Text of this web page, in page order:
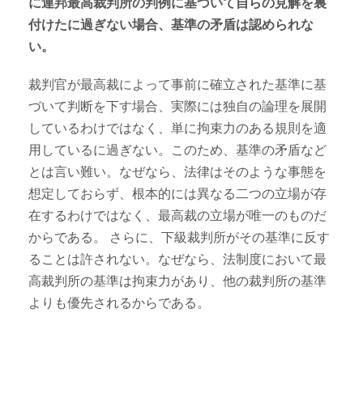
付けたに過ぎない場合、基準の矛盾は認められな
い。
裁判官が最高裁によって事前に確立された基準に基
づいて判断を下す場合、実際には独自の論理を展開
しているわけではなく、単に拘束力のある規則を適
用しているに過ぎない。このため、基準の矛盾など
とは言い難い。なぜなら、法律はそのような事態を
想定しておらず、根本的には異なる二つの立場が存
在するわけではなく、最高裁の立場が唯一のものだ
からである。 さらに、下級裁判所がその基準に反す
ることは許されない。なぜなら、法制度において最
高裁判所の基準は拘束力があり、他の裁判所の基準
よりも優先されるからである。